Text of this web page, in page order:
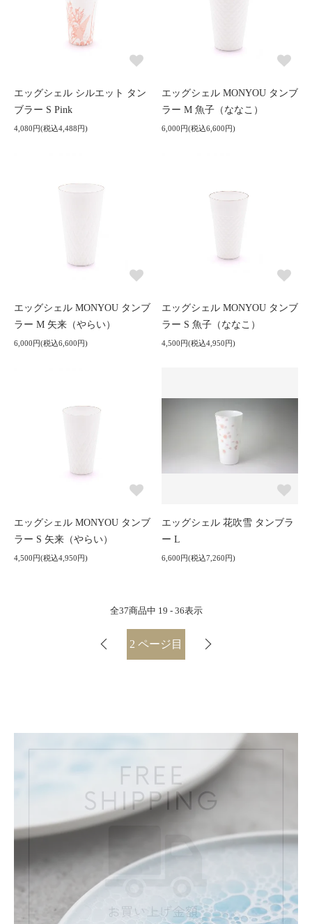
エッグシェル シルエット タン
ブラー S Pink
4,080円(税込4,488円)
エッグシェル MONYOU タンブ
ラー M 魚子（ななこ）
6,000円(税込6,600円)
エッグシェル MONYOU タンブ
ラー M 矢来（やらい）
6,000円(税込6,600円)
エッグシェル MONYOU タンブ
ラー S 魚子（ななこ）
4,500円(税込4,950円)
エッグシェル MONYOU タンブ
ラー S 矢来（やらい）
4,500円(税込4,950円)
エッグシェル 花吹雪 タンブラ
ー L
6,600円(税込7,260円)
全37商品中 19 - 36表示
2 ページ目